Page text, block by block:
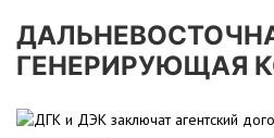
ГЕНЕРИРУЮЩАЯ